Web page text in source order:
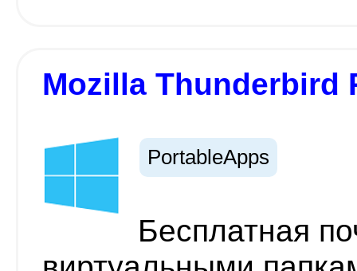
Mozilla Thunderbird
PortableApps
Бесплатная